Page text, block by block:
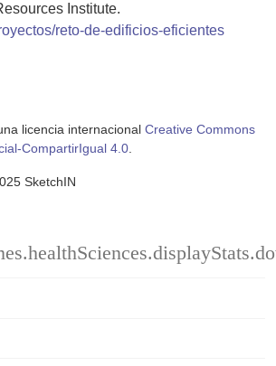
Institute.
reto-de-edificios-eficientes
licencia internacional Creative Commons
CompartirIgual 4.0.
SketchIN